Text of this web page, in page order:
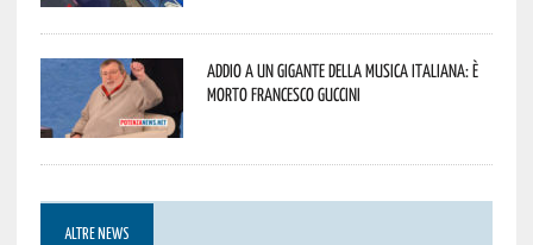
Addio a un gigante della musica italiana: è
morto Francesco Guccini
ALTRE NEWS